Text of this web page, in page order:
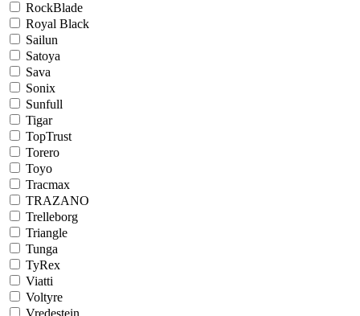
RockBlade
Royal Black
Sailun
Satoya
Sava
Sonix
Sunfull
Tigar
TopTrust
Torero
Toyo
Tracmax
TRAZANO
Trelleborg
Triangle
Tunga
TyRex
Viatti
Voltyre
Vredestein